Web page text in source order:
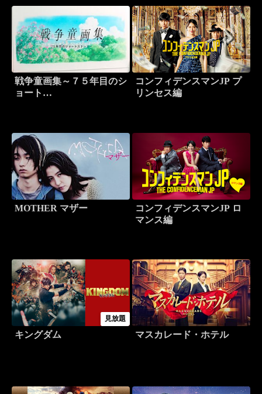
戦争童画集～７５年目のシ
ョート…
コンフィデンスマンJP プ
リンセス編
MOTHER マザー
コンフィデンスマンJP ロ
マンス編
見放題
キングダム マスカレード・ホテル